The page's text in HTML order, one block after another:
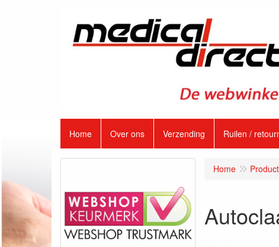
Home Over ons Verzending Ruilen /
Home